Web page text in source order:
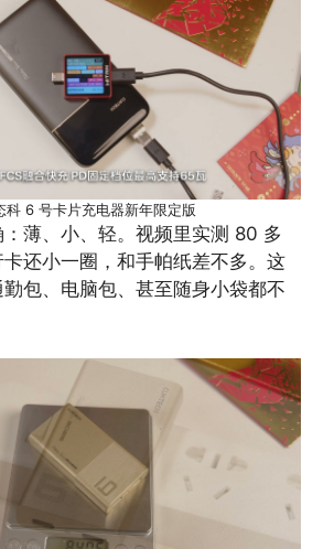
科 6 号卡片充电器新年限定版
薄、小、轻。视频里实测 80 多
还小一圈，和手帕纸差不多。这
包、电脑包、甚至随身小袋都不